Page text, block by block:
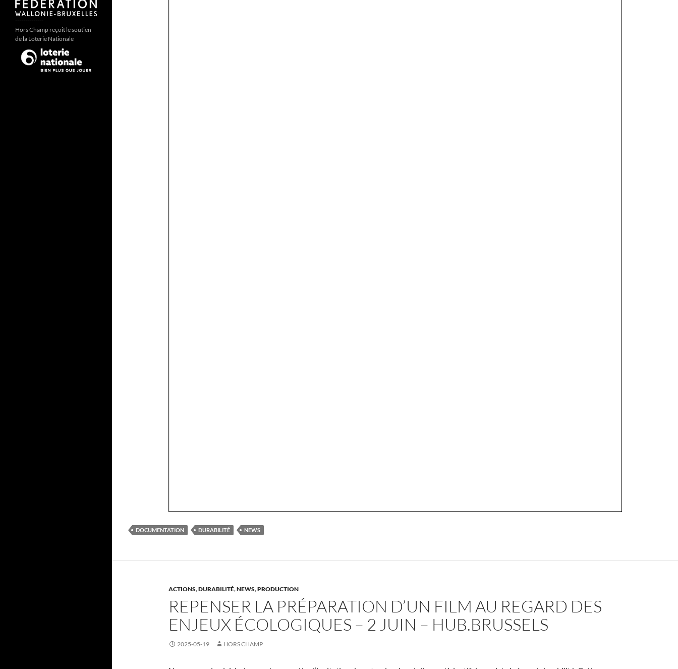
DOCUMENTATION DURABILITÉ NEWS
ACTIONS,DURABILITÉ,NEWS,PRODUCTION
REPENSER LA PRÉPARATION D’UN FILM AU REGARD DES
ENJEUX ÉCOLOGIQUES – 2 JUIN – HUB.BRUSSELS
2025-05-19 HORS CHAMP
--------------
Hors Champ reçoit le soutien
de la Loterie Nationale